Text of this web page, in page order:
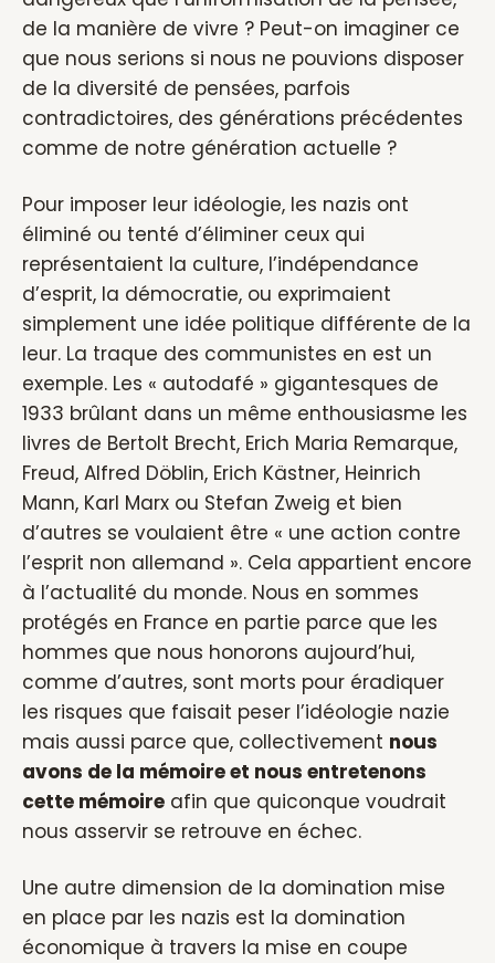
de la manière de vivre ? Peut-on imaginer ce
que nous serions si nous ne pouvions disposer
de la diversité de pensées, parfois
contradictoires, des générations précédentes
comme de notre génération actuelle ?
Pour imposer leur idéologie, les nazis ont
éliminé ou tenté d’éliminer ceux qui
représentaient la culture, l’indépendance
d’esprit, la démocratie, ou exprimaient
simplement une idée politique différente de la
leur. La traque des communistes en est un
exemple. Les « autodafé » gigantesques de
1933 brûlant dans un même enthousiasme les
livres de Bertolt Brecht, Erich Maria Remarque,
Freud, Alfred Döblin, Erich Kästner, Heinrich
Mann, Karl Marx ou Stefan Zweig et bien
d’autres se voulaient être « une action contre
l’esprit non allemand ». Cela appartient encore
à l’actualité du monde. Nous en sommes
protégés en France en partie parce que les
hommes que nous honorons aujourd’hui,
comme d’autres, sont morts pour éradiquer
les risques que faisait peser l’idéologie nazie
mais aussi parce que, collectivement nous
avons de la mémoire et nous entretenons
cette mémoire afin que quiconque voudrait
nous asservir se retrouve en échec.
Une autre dimension de la domination mise
en place par les nazis est la domination
économique à travers la mise en coupe